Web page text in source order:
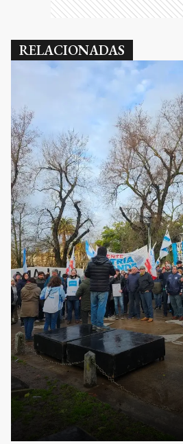
RELACIONADAS